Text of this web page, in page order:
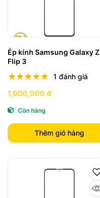
Ép kính Samsung Galaxy Z
Flip 3
1 đánh giá
1,600,000 đ
Còn hàng
Thêm giỏ hàng